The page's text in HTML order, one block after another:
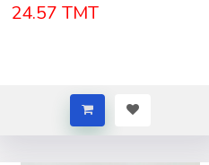
24.57 TMT